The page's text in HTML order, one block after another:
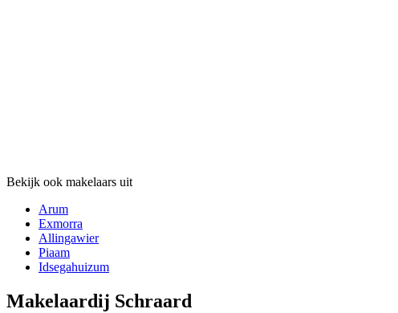
Bekijk ook makelaars uit
Arum
Exmorra
Allingawier
Piaam
Idsegahuizum
Makelaardij Schraard